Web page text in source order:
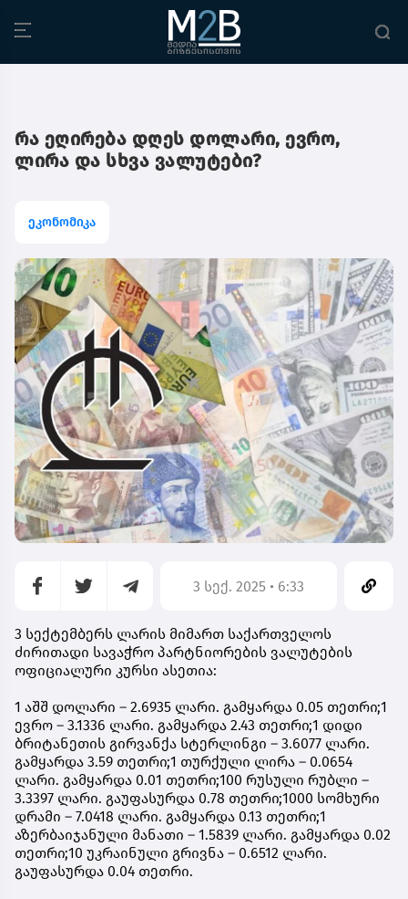
რა ეღირება დღეს დოლარი, ევრო,
ლირა და სხვა ვალუტები?
ეკონომიკა
3 სექ. 2025 • 6:33
3 სექტემბერს ლარის მიმართ საქართველოს
ძირითადი სავაჭრო პარტნიორების ვალუტების
ოფიციალური კურსი ასეთია:
1 აშშ დოლარი – 2.6935 ლარი. გამყარდა 0.05 თეთრი;1
ევრო – 3.1336 ლარი. გამყარდა 2.43 თეთრი;1 დიდი
ბრიტანეთის გირვანქა სტერლინგი – 3.6077 ლარი.
გამყარდა 3.59 თეთრი;1 თურქული ლირა – 0.0654
ლარი. გამყარდა 0.01 თეთრი;100 რუსული რუბლი –
3.3397 ლარი. გაუფასურდა 0.78 თეთრი;1000 სომხური
დრამი – 7.0418 ლარი. გამყარდა 0.13 თეთრი;1
აზერბაიჯანული მანათი – 1.5839 ლარი. გამყარდა 0.02
თეთრი;10 უკრაინული გრივნა – 0.6512 ლარი.
გაუფასურდა 0.04 თეთრი.